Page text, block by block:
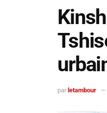
par letambour